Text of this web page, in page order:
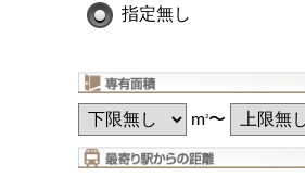
指定無し
m2〜